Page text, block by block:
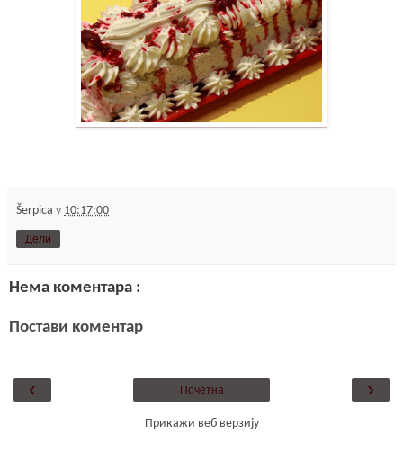
Šerpica у 10:17:00
Дели
Нема коментара :
Постави коментар
‹ ›
Почетна
Прикажи веб верзију